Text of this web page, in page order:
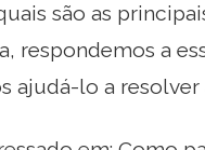
são as
respondemos a
ajudá-lo a resolver